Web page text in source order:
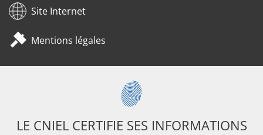
Site Internet
Mentions légales
LE CNIEL CERTIFIE SES INFORMATIONS